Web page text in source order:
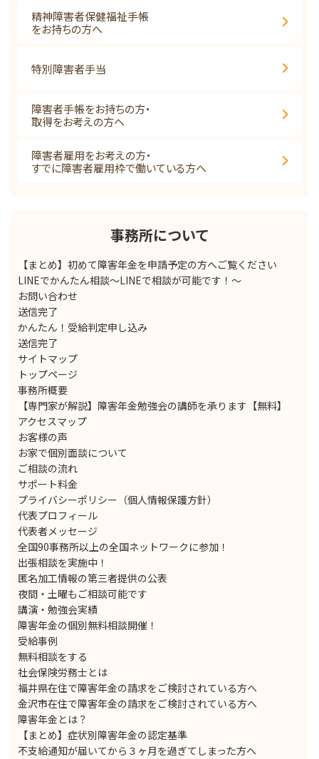
精神障害者保健福祉手帳
をお持ちの方へ
特別障害者手当
障害者手帳をお持ちの方・
取得をお考えの方へ
障害者雇用をお考えの方・
すでに障害者雇用枠で働いている方へ
事務所について
【まとめ】初めて障害年金を申請予定の方へご覧ください
LINEでかんたん相談～LINEで相談が可能です！～
お問い合わせ
送信完了
かんたん！受給判定申し込み
送信完了
サイトマップ
トップページ
事務所概要
【専門家が解説】障害年金勉強会の講師を承ります【無料】
アクセスマップ
お客様の声
お家で個別面談について
ご相談の流れ
サポート料金
プライバシーポリシー（個人情報保護方針）
代表プロフィール
代表者メッセージ
全国90事務所以上の全国ネットワークに参加！
出張相談を実施中！
匿名加工情報の第三者提供の公表
夜間・土曜もご相談可能です
講演・勉強会実績
障害年金の個別無料相談開催！
受給事例
無料相談をする
社会保険労務士とは
福井県在住で障害年金の請求をご検討されている方へ
金沢市在住で障害年金の請求をご検討されている方へ
障害年金とは？
【まとめ】症状別障害年金の認定基準
不支給通知が届いてから３ヶ月を過ぎてしまった方へ